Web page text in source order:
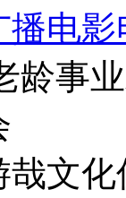
播电
龄事
哉文